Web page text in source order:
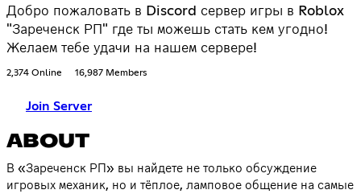
Добро пожаловать в Discord сервер игры в Roblox
"Зареченск РП" где ты можешь стать кем угодно!
Желаем тебе удачи на нашем сервере!
2,374 Online 16,987 Members
Join Server
ABOUT
В «Зареченск РП» вы найдете не только обсуждение
игровых механик, но и тёплое, ламповое общение на самые